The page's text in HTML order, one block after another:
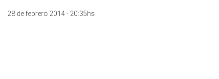
28 de febrero 2014 - 20:35hs